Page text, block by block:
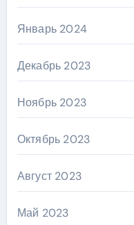
Январь 2024
Декабрь 2023
Ноябрь 2023
Октябрь 2023
Август 2023
Май 2023